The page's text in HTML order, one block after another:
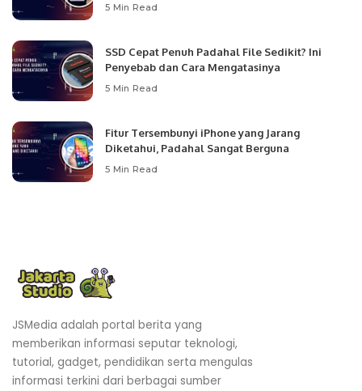
5 Min Read
SSD Cepat Penuh Padahal File Sedikit? Ini
Penyebab dan Cara Mengatasinya
5 Min Read
Fitur Tersembunyi iPhone yang Jarang
Diketahui, Padahal Sangat Berguna
5 Min Read
JSMedia adalah portal berita yang
memberikan informasi seputar teknologi,
tutorial, gadget, pendidikan serta mengulas
informasi terkini dari berbagai sumber